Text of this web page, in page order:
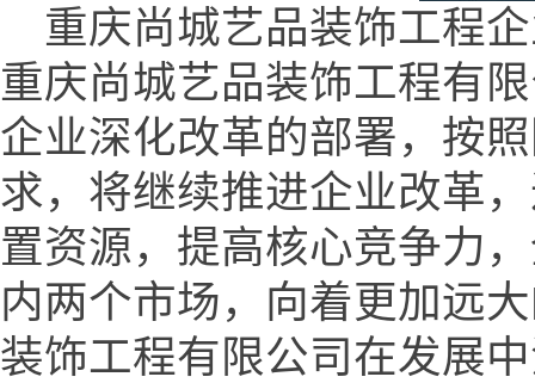
重庆尚城艺品装饰工程企
重庆尚城艺品装饰工程有
企业深化改革的部署，按
求，将继续推进企业改革
置资源，提高核心竞争力
内两个市场，向着更加远
装饰工程有限公司在发展